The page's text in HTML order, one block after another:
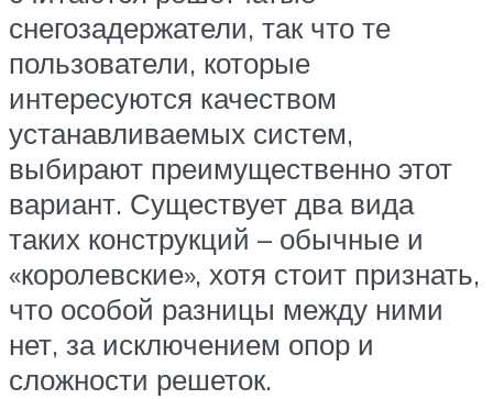
снегозадержатели, так что те
пользователи, которые
интересуются качеством
устанавливаемых систем,
выбирают преимущественно этот
вариант. Существует два вида
таких конструкций – обычные и
«королевские», хотя стоит признать,
что особой разницы между ними
нет, за исключением опор и
сложности решеток.